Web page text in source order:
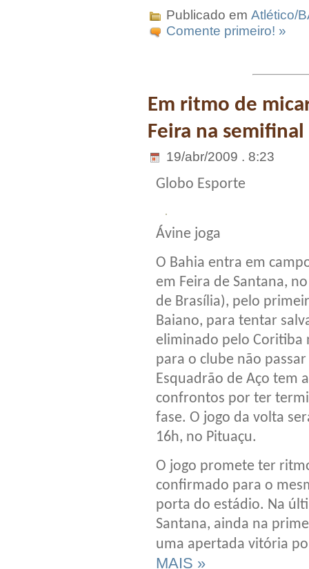
Publicado em Atlético/
Comente primeiro! »
Em ritmo de
Feira na
19/abr/2009 . 8:23
Globo Esporte
Ávine joga
O Bahia entra em
em Feira de Santana,
de Brasília), pelo
Baiano, para tentar
eliminado pelo Coritiba
para o clube não
Esquadrão de Aço tem
confrontos por ter
fase. O jogo da volta
16h, no Pituaçu.
O jogo promete ter
confirmado para o
porta do estádio. Na
Santana, ainda na
uma apertada vitória
MAIS »